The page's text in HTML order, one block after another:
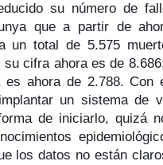
su número de
que a partir de
un total de 5.575
su cifra ahora es de
ahora de 2.788. Con
un sistema de
de iniciarlo, quizá
los datos no están